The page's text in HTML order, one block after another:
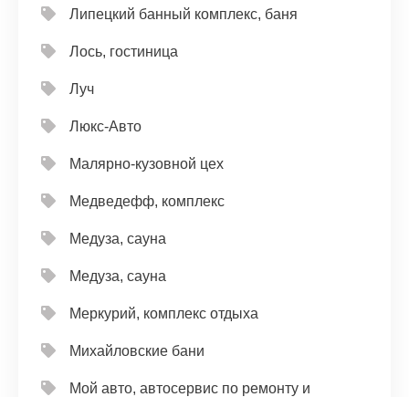
Липецкий банный комплекс, баня
Лось, гостиница
Луч
Люкс-Авто
Малярно-кузовной цех
Медведефф, комплекс
Медуза, сауна
Медуза, сауна
Меркурий, комплекс отдыха
Михайловские бани
Мой авто, автосервис по ремонту и